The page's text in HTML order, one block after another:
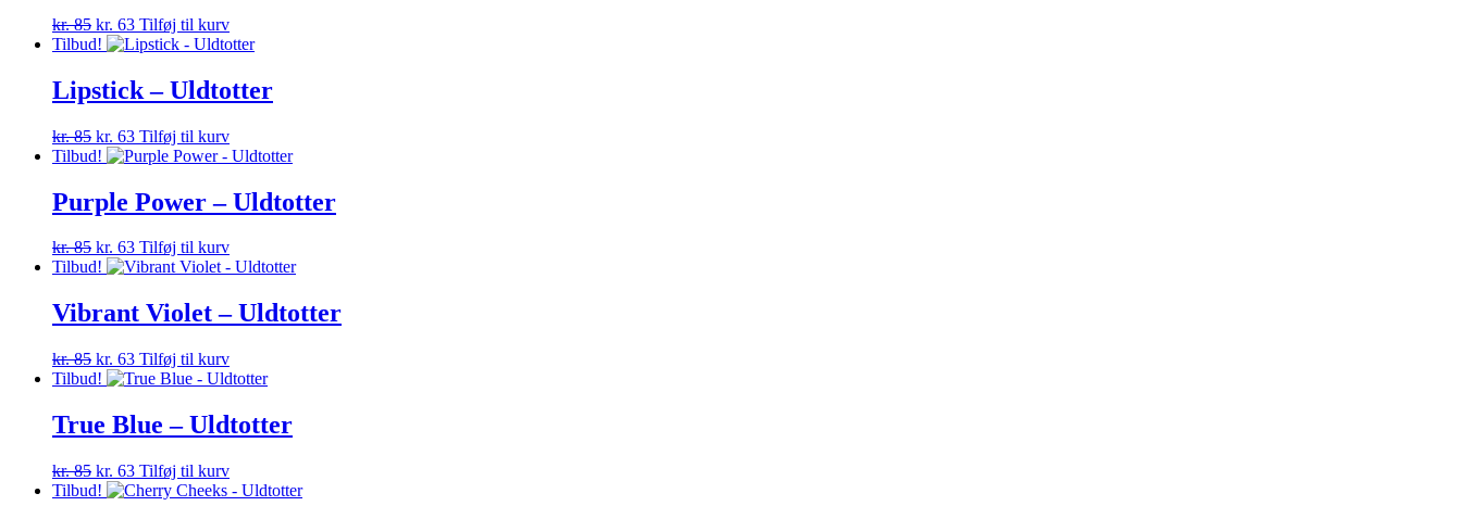
kr.85 Den
oprindelige
var:
kr. 85.
kr. 63Den
aktuelle
er:
kr. 63.
Tilføj til kurv
Tilbud!
Lipstick – Uldtotter
kr.85 Den
oprindelige
var:
kr. 85.
kr. 63Den
aktuelle
er:
kr. 63.
Tilføj til kurv
Tilbud!
Purple Power – Uldtotter
kr.85 Den
oprindelige
var:
kr. 85.
kr. 63Den
aktuelle
er:
kr. 63.
Tilføj til kurv
Tilbud!
Vibrant Violet – Uldtotter
kr.85 Den
oprindelige
var:
kr. 85.
kr. 63Den
aktuelle
er:
kr. 63.
Tilføj til kurv
Tilbud!
True Blue – Uldtotter
kr.85 Den
oprindelige
kr. 63Den
aktuelle
Tilføj til kurv
Tilbud!